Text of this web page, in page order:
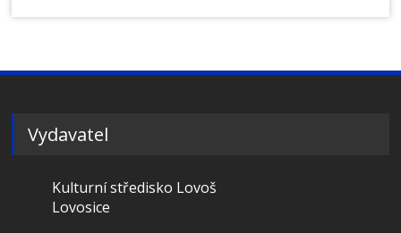
Vydavatel
Kulturní středisko Lovoš
Lovosice